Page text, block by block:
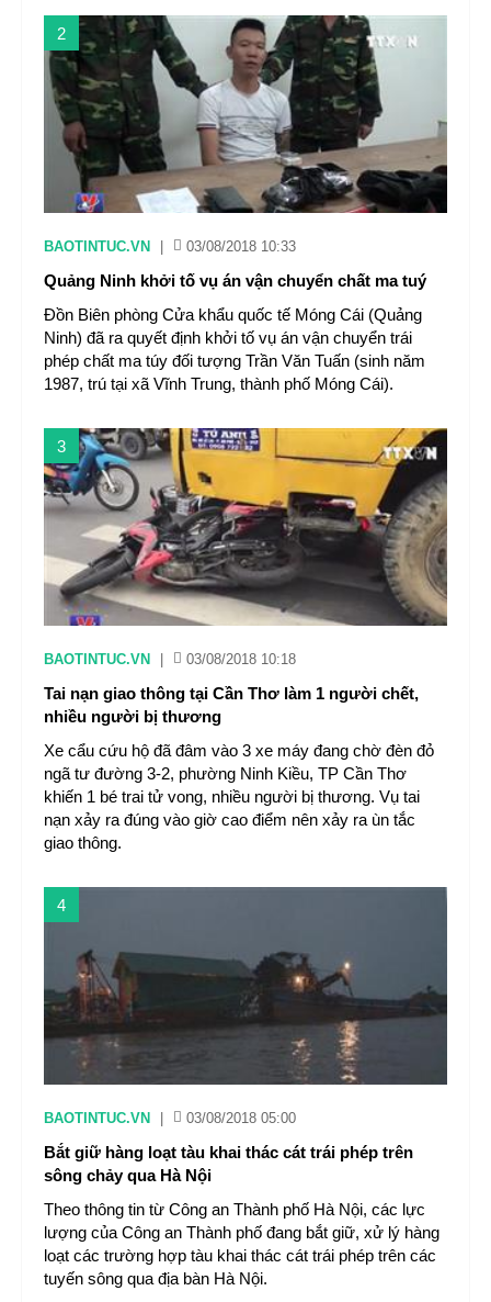
2
BAOTINTUC.VN 03/08/2018 10:33
Quảng Ninh khởi tố vụ án vận chuyển chất ma tuý
Đồn Biên phòng Cửa khẩu quốc tế Móng Cái (Quảng
Ninh) đã ra quyết định khởi tố vụ án vận chuyển trái
phép chất ma túy đối tượng Trần Văn Tuấn (sinh năm
1987, trú tại xã Vĩnh Trung, thành phố Móng Cái).
3
BAOTINTUC.VN 03/08/2018 10:18
Tai nạn giao thông tại Cần Thơ làm 1 người chết,
nhiều người bị thương
Xe cẩu cứu hộ đã đâm vào 3 xe máy đang chờ đèn đỏ
ngã tư đường 3-2, phường Ninh Kiều, TP Cần Thơ
khiến 1 bé trai tử vong, nhiều người bị thương. Vụ tai
nạn xảy ra đúng vào giờ cao điểm nên xảy ra ùn tắc
giao thông.
4
BAOTINTUC.VN 03/08/2018 05:00
Bắt giữ hàng loạt tàu khai thác cát trái phép trên
sông chảy qua Hà Nội
Theo thông tin từ Công an Thành phố Hà Nội, các lực
lượng của Công an Thành phố đang bắt giữ, xử lý hàng
loạt các trường hợp tàu khai thác cát trái phép trên các
tuyến sông qua địa bàn Hà Nội.